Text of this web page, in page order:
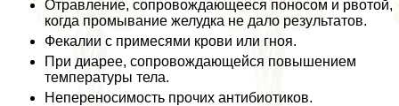
Отравление, сопровождающееся поносом и рвотой,
когда промывание желудка не дало результатов.
Фекалии с примесями крови или гноя.
При диарее, сопровождающейся повышением
температуры тела.
Непереносимость прочих антибиотиков.